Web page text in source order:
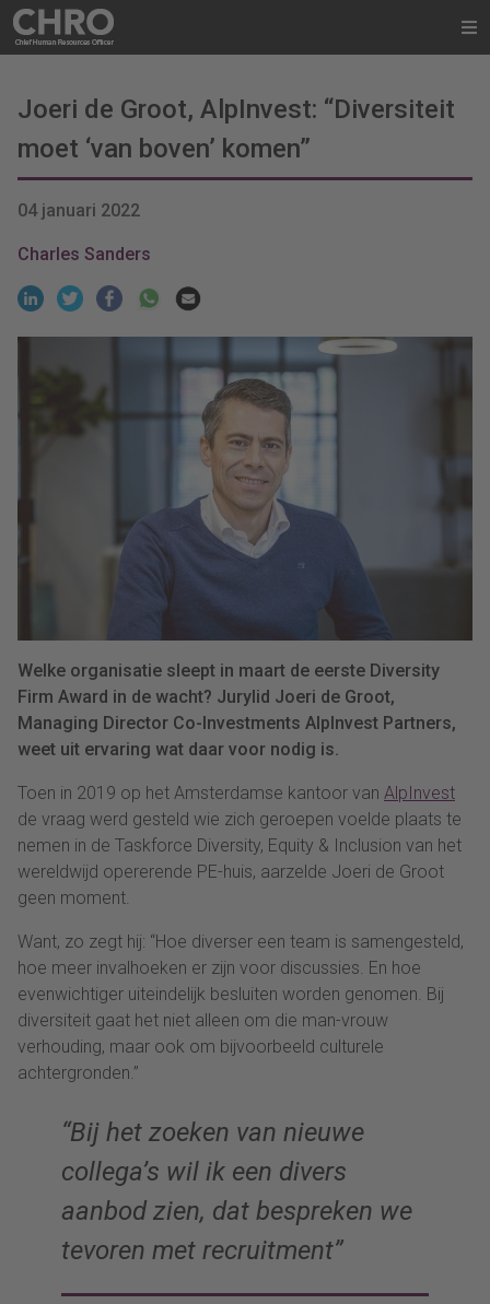
Joeri de Groot, AlpInvest: “Diversiteit
moet ‘van boven’ komen”
04 januari 2022
Charles Sanders
Welke organisatie sleept in maart de eerste Diversity
Firm Award in de wacht? Jurylid Joeri de Groot,
Managing Director Co-Investments AlpInvest Partners,
weet uit ervaring wat daar voor nodig is.
Toen in 2019 op het Amsterdamse kantoor van AlpInvest
de vraag werd gesteld wie zich geroepen voelde plaats te
nemen in de Taskforce Diversity, Equity & Inclusion van het
wereldwijd opererende PE-huis, aarzelde Joeri de Groot
geen moment.
Want, zo zegt hij: “Hoe diverser een team is samengesteld,
hoe meer invalhoeken er zijn voor discussies. En hoe
evenwichtiger uiteindelijk besluiten worden genomen. Bij
diversiteit gaat het niet alleen om die man-vrouw
verhouding, maar ook om bijvoorbeeld culturele
achtergronden.”
“Bij het zoeken van nieuwe
collega’s wil ik een divers
aanbod zien, dat bespreken we
tevoren met recruitment”